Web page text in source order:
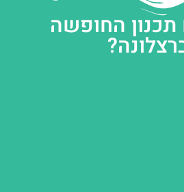
החופשה